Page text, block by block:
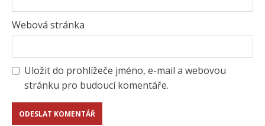
Webová stránka
Uložit do prohlížeče jméno, e-mail a webovou
stránku pro budoucí komentáře.